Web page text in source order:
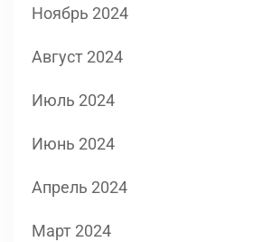
Ноябрь 2024
Август 2024
Июль 2024
Июнь 2024
Апрель 2024
Март 2024